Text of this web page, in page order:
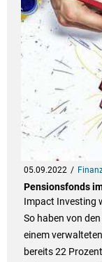
05.09.2022
Pensionsfonds
Impact Investing
So haben von
einem
bereits 22